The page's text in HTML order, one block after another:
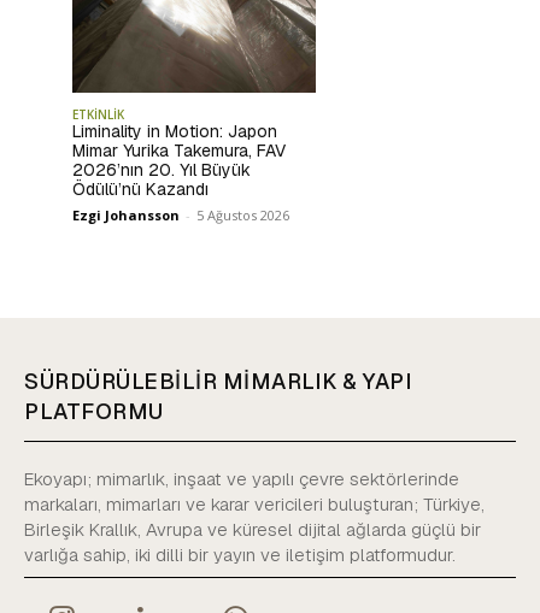
ETKİNLİK
Liminality in Motion: Japon
Mimar Yurika Takemura, FAV
2026’nın 20. Yıl Büyük
Ödülü’nü Kazandı
Ezgi Johansson - 5 Ağustos 2026
SÜRDÜRÜLEBİLİR MİMARLIK & YAPI
PLATFORMU
Ekoyapı; mimarlık, inşaat ve yapılı çevre sektörlerinde
markaları, mimarları ve karar vericileri buluşturan; Türkiye,
Birleşik Krallık, Avrupa ve küresel dijital ağlarda güçlü bir
varlığa sahip, iki dilli bir yayın ve iletişim platformudur.